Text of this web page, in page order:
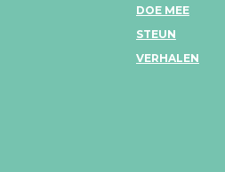
DOE MEE
STEUN
VERHALEN